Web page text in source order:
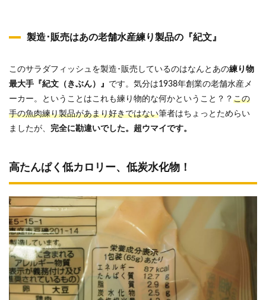
製造･販売はあの老舗水産練り製品の『紀文』
このサラダフィッシュを製造･販売しているのはなんとあの練り物
最大手『紀文（きぶん）』 です。気分は1938年創業の老舗水産メ
ーカー。ということはこれも練り物的な何かということ？？ この
手の魚肉練り製品があまり好きではない筆者はちょっとためらい
ましたが、 完全に勘違いでした。超ウマイです。
高たんぱく低カロリー、低炭水化物！